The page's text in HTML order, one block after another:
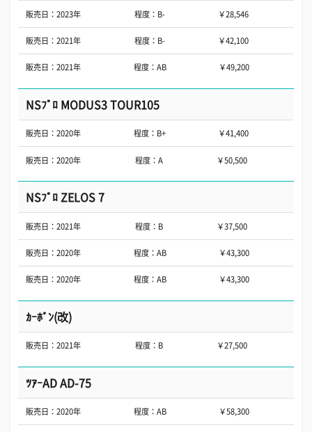
販売日：2023年 程度：B- ￥28,546
販売日：2021年 程度：B- ￥42,100
販売日：2021年 程度：AB ￥49,200
NSﾌﾟﾛ MODUS3 TOUR105
販売日：2020年 程度：B+ ￥41,400
販売日：2020年 程度：A ￥50,500
NSﾌﾟﾛ ZELOS 7
販売日：2021年 程度：B ￥37,500
販売日：2020年 程度：AB ￥43,300
販売日：2020年 程度：AB ￥43,300
ｶｰﾎﾞﾝ(改)
販売日：2021年 程度：B ￥27,500
ﾂｱｰAD AD-75
販売日：2020年 程度：AB ￥58,300